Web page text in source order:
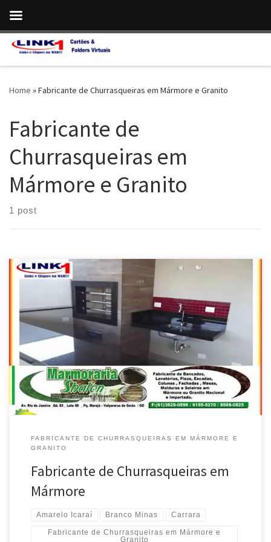
Skip to content
Home »Fabricante de Churrasqueiras em Mármore e Granito
Fabricante de
Churrasqueiras em
Mármore e Granito
1 post
Revestimento de Churrasqueiras em granito Preto Absoluto –
Atende Park Way e LagoSul / DF Fabricante de Churrasqueiras,
mármore Branco Minas – Atende Taguatinga / DF Revestimento
de Churrasqueiras em mármore Branco Siena – Atende Gama e
Santa Maria /DF Fabricante de Churrasqueiras em Mármore Branco
Dallas – Atende Entorno […]
FABRICANTE DE CHURRASQUEIRAS EM MÁRMORE E
GRANITO
Fabricante de Churrasqueiras em
Mármore
Amarelo Icaraí Branco Minas Carrara
Fabricante de Churrasqueiras em Mármore e
Granito